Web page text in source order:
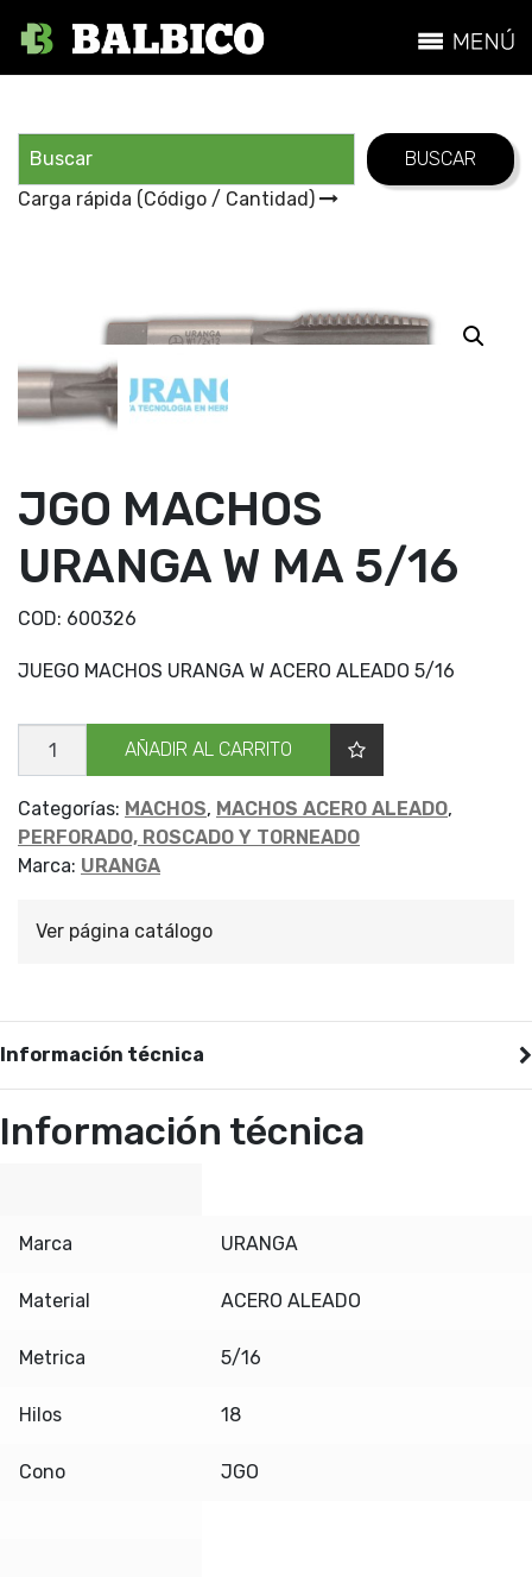
Carga rápida (Código / Cantidad)
JGO MACHOS
URANGA W MA 5/16
COD: 600326
JUEGO MACHOS URANGA W ACERO ALEADO 5/16
JGO
MACHOS
URANGA
MA
5/16
cantidad
AÑADIR AL CARRITO
Categorías: MACHOS, MACHOS ACERO ALEADO,
PERFORADO, ROSCADO Y TORNEADO
Marca: URANGA
Ver página catálogo
Información técnica
Información técnica
Marca URANGA
Material ACERO ALEADO
Metrica 5/16
Hilos 18
Cono JGO